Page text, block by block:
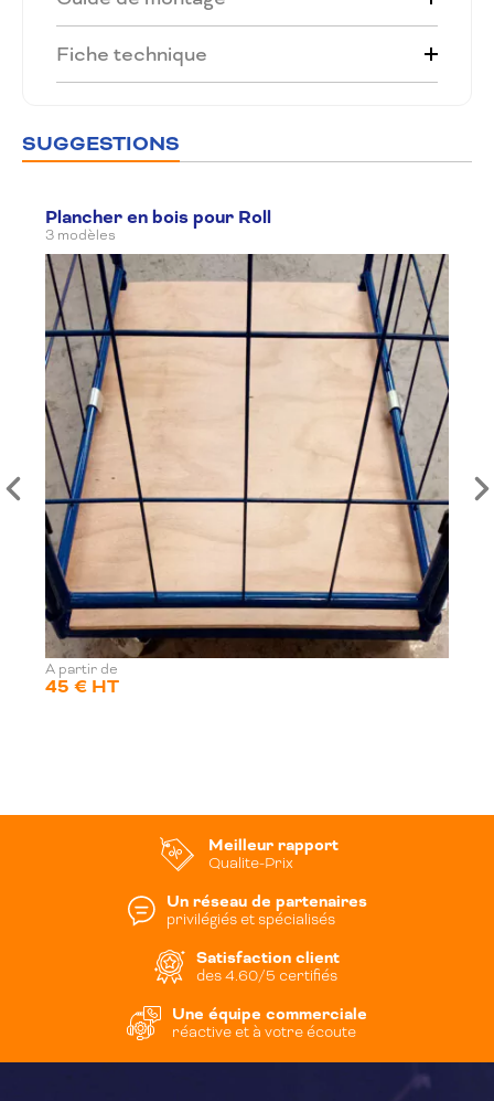
Fiche technique
SUGGESTIONS
Plancher en bois pour Roll
3 modèles
A partir de
45 € HT
Meilleur rapport
Qualite-Prix
Un réseau de partenaires
privilégiés et spécialisés
Satisfaction client
des 4.60/5 certifiés
Une équipe commerciale
réactive et à votre écoute